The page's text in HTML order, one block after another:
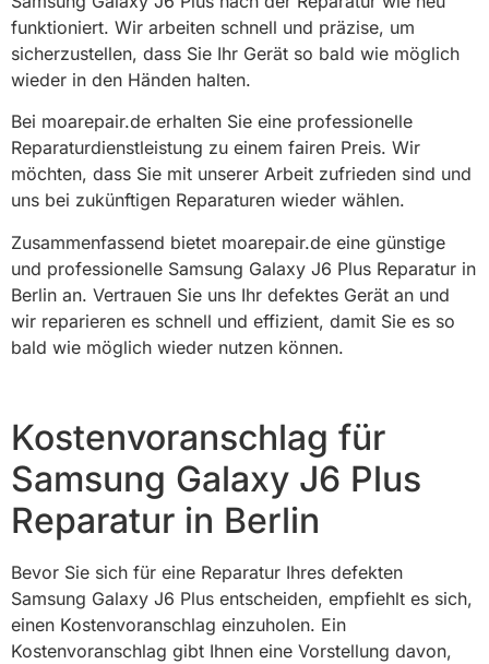
funktioniert. Wir arbeiten schnell und präzise, um
sicherzustellen, dass Sie Ihr Gerät so bald wie möglich
wieder in den Händen halten.
Bei moarepair.de erhalten Sie eine professionelle
Reparaturdienstleistung zu einem fairen Preis. Wir
möchten, dass Sie mit unserer Arbeit zufrieden sind und
uns bei zukünftigen Reparaturen wieder wählen.
Zusammenfassend bietet moarepair.de eine günstige
und professionelle Samsung Galaxy J6 Plus Reparatur in
Berlin an. Vertrauen Sie uns Ihr defektes Gerät an und
wir reparieren es schnell und effizient, damit Sie es so
bald wie möglich wieder nutzen können.
Kostenvoranschlag für
Samsung Galaxy J6 Plus
Reparatur in Berlin
Bevor Sie sich für eine Reparatur Ihres defekten
Samsung Galaxy J6 Plus entscheiden, empfiehlt es sich,
einen Kostenvoranschlag einzuholen. Ein
Kostenvoranschlag gibt Ihnen eine Vorstellung davon,